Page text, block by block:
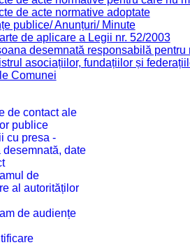
de acte normative adoptate
publice/ Anunțuri/ Minute
de aplicare a Legii nr. 52/2003
desemnată responsabilă
asociațiilor, fundațiilor și
Comunei
de contact ale
publice
cu presa -
desemnată, date
de
al autorităților
de audiențe